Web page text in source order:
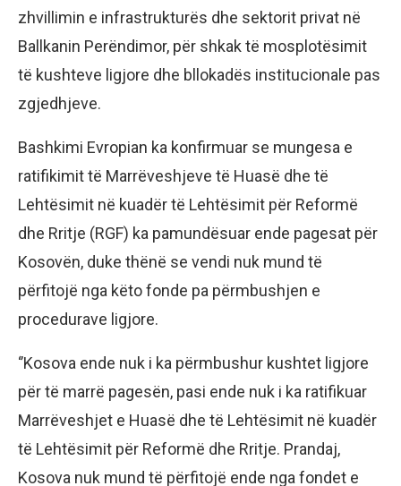
zhvillimin e infrastrukturës dhe sektorit privat në
Ballkanin Perëndimor, për shkak të mosplotësimit
të kushteve ligjore dhe bllokadës institucionale pas
zgjedhjeve.
Bashkimi Evropian ka konfirmuar se mungesa e
ratifikimit të Marrëveshjeve të Huasë dhe të
Lehtësimit në kuadër të Lehtësimit për Reformë
dhe Rritje (RGF) ka pamundësuar ende pagesat për
Kosovën, duke thënë se vendi nuk mund të
përfitojë nga këto fonde pa përmbushjen e
procedurave ligjore.
‘’Kosova ende nuk i ka përmbushur kushtet ligjore
për të marrë pagesën, pasi ende nuk i ka ratifikuar
Marrëveshjet e Huasë dhe të Lehtësimit në kuadër
të Lehtësimit për Reformë dhe Rritje. Prandaj,
Kosova nuk mund të përfitojë ende nga fondet e